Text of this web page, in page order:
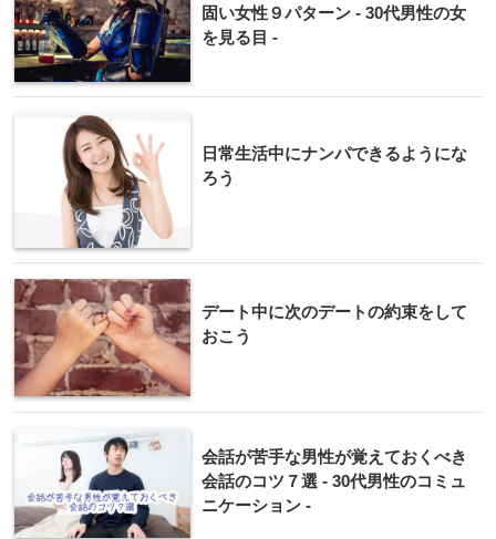
固い女性９パターン - 30代男性の女
を見る目 -
日常生活中にナンパできるようにな
ろう
デート中に次のデートの約束をして
おこう
会話が苦手な男性が覚えておくべき
会話のコツ７選 - 30代男性のコミュ
ニケーション -